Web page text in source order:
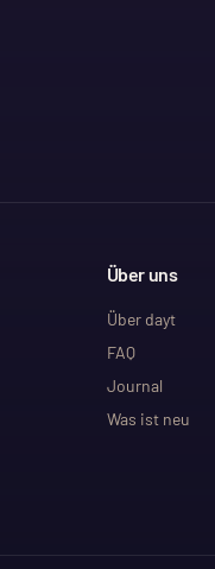
Über uns
Über dayt
FAQ
Journal
Was ist neu